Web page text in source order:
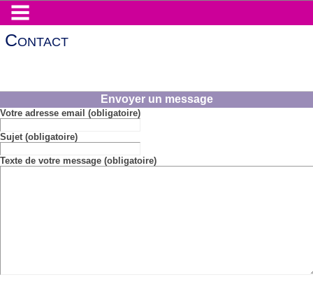
Contact
Envoyer un message
Votre adresse email (obligatoire)
Sujet (obligatoire)
Texte de votre message (obligatoire)